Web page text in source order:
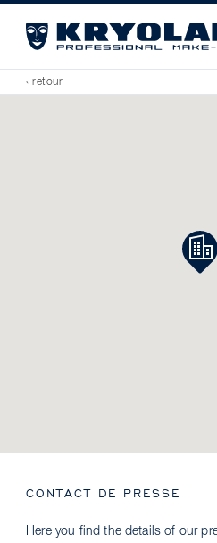
‹ retour
CONTACT DE PRESSE
Here you find the details of our